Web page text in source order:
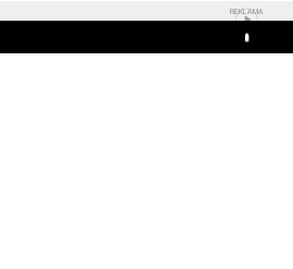
REKLAMA
Play